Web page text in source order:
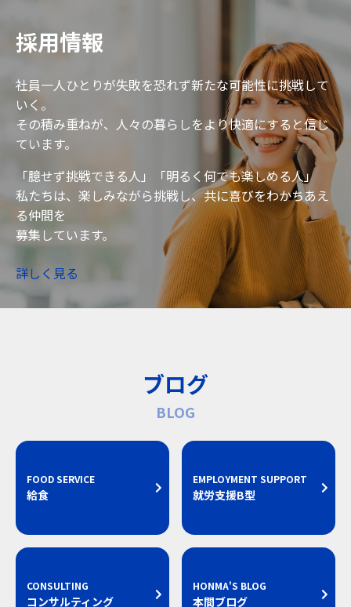
採用情報
社員一人ひとりが失敗を恐れず新たな可能性に挑戦して
いく。
その積み重ねが、人々の暮らしをより快適にすると信じ
ています。
「臆せず挑戦できる人」「明るく何でも楽しめる人」
私たちは、楽しみながら挑戦し、共に喜びをわかちあえ
る仲間を
募集しています。
詳しく見る
ブログ
BLOG
FOOD SERVICE
給食
EMPLOYMENT SUPPORT
就労支援B型
CONSULTING
コンサルティング
HONMA'S BLOG
本間ブログ